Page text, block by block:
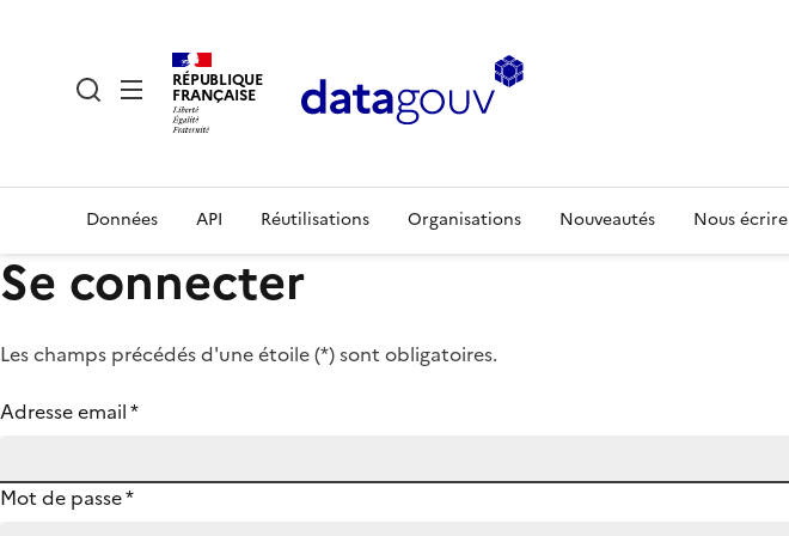
RÉPUBLIQUE
FRANÇAISE
Données API Réutilisations Organisations Nouveautés Nous écrire
Se connecter
Les champs précédés d'une étoile (*) sont obligatoires.
Adresse email*
Mot de passe*